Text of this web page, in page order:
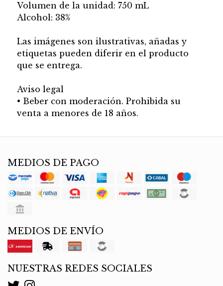
Volumen de la unidad: 750 mL
Alcohol: 38%
Las imágenes son ilustrativas, añadas y
etiquetas pueden diferir en el producto
que se entrega.
Aviso legal
• Beber con moderación. Prohibida su
venta a menores de 18 años.
MEDIOS DE PAGO
MEDIOS DE ENVÍO
NUESTRAS REDES SOCIALES